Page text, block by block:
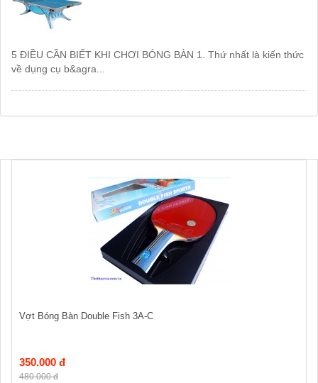
5 ĐIỀU CẦN BIẾT KHI CHƠI BÓNG BÀN 1. Thứ nhất là kiến thức
về dụng cụ b&agra...
Vợt Bóng Bàn Double Fish 3A-C
350.000 đ
480.000 đ